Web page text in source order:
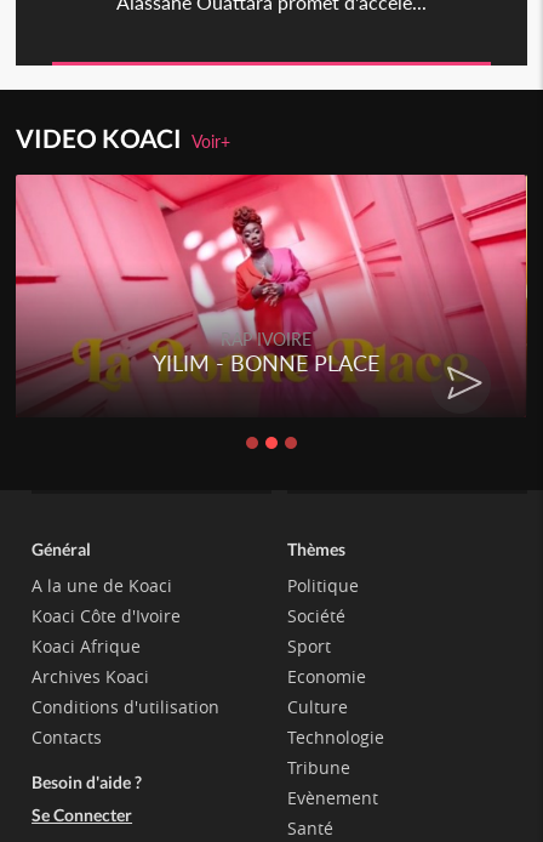
VIDEO KOACIVoir+
RAP IVOIRE
RENARD BARAKISSA - DOS DE
CHAT
Général
A la une de Koaci
Koaci Côte d'Ivoire
Koaci Afrique
Archives Koaci
Conditions d'utilisation
Contacts
Besoin d'aide ?
Se Connecter
Thèmes
Politique
Société
Sport
Economie
Culture
Technologie
Tribune
Evènement
Santé